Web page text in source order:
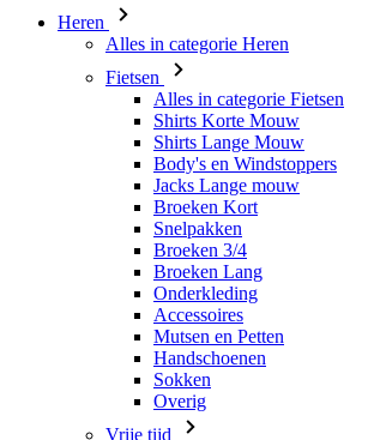
Shirts Lange Mouw
Body's en Windstoppers
Jacks Lange mouw
Broeken Kort
Snelpakken
Broeken 3/4
Broeken Lang
Onderkleding
Accessoires
Mutsen en Petten
Handschoenen
Sokken
Overig
Vrije tijd
Alles in categorie Vrije tijd
T-shirts
Hoodie
Mutsen en Petten